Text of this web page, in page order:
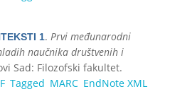
1. Prvi međunarodni
naučnika društvenih i
Sad: Filozofski fakultet.
Tagged MARC EndNote XML